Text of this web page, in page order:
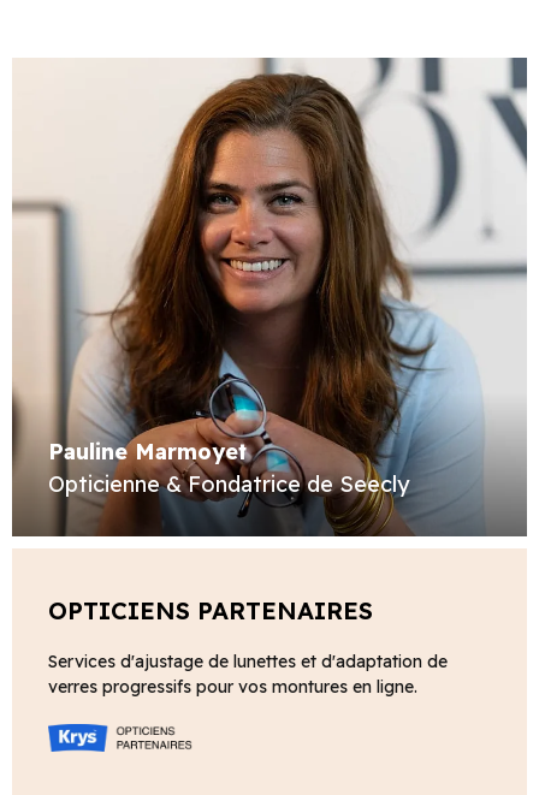
Pauline Marmoyet
Opticienne & Fondatrice de Seecly
OPTICIENS PARTENAIRES
Services d'ajustage de lunettes et d'adaptation de
verres progressifs pour vos montures en ligne.